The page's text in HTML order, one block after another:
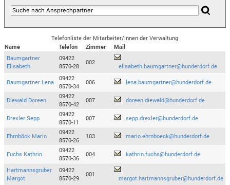
Telefonliste der Mitarbeiter/innen der Verwaltung
Name
Telefon Zimmer
Mail
Baumgartner
Elisabeth
09422
8570-28
002
elisabeth.baumgartner@hunderdorf.de
Baumgartner Lena
09422
8570-34
006 lena.baumgartner@hunderdorf.de
Diewald Doreen
09422
8570-42
007 doreen.diewald@hunderdorf.de
Drexler Sepp
09422
8570-11
007 sepp.drexler@hunderdorf.de
Ehrnböck Mario
09422
8570-26
103 mario.ehrnboeck@hunderdorf.de
Fuchs Kathrin
09422
8570-36
004 kathrin.fuchs@hunderdorf.de
Hartmannsgruber
Margot
09422
8570-29
001
margot.hartmannsgruber@hunderdorf.de